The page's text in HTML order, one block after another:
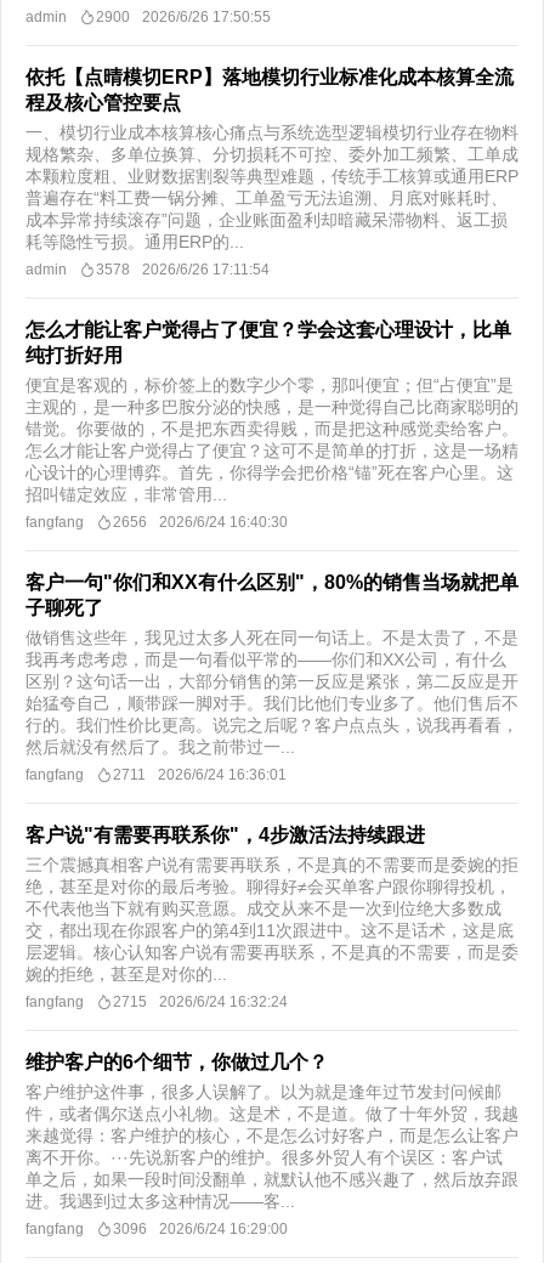
admin 2900 2026/6/26 17:50:55
依托【点晴模切ERP】落地模切行业标准化成本核算全流
程及核心管控要点
​一、模切行业成本核算核心痛点与系统选型逻辑模切行业存在物料
规格繁杂、多单位换算、分切损耗不可控、委外加工频繁、工单成
本颗粒度粗、业财数据割裂等典型难题，传统手工核算或通用ERP
普遍存在“料工费一锅分摊、工单盈亏无法追溯、月底对账耗时、
成本异常持续滚存”问题，企业账面盈利却暗藏呆滞物料、返工损
耗等隐性亏损。通用ERP的...
admin 3578 2026/6/26 17:11:54
怎么才能让客户觉得占了便宜？学会这套心理设计，比单
纯打折好用
便宜是客观的，标价签上的数字少个零，那叫便宜；但“占便宜”是
主观的，是一种多巴胺分泌的快感，是一种觉得自己比商家聪明的
错觉。你要做的，不是把东西卖得贱，而是把这种感觉卖给客户。
怎么才能让客户觉得占了便宜？这可不是简单的打折，这是一场精
心设计的心理博弈。首先，你得学会把价格“锚”死在客户心里。这
招叫锚定效应，非常管用...
fangfang 2656 2026/6/24 16:40:30
客户一句"你们和XX有什么区别"，80%的销售当场就把单
子聊死了
做销售这些年，我见过太多人死在同一句话上。不是太贵了，不是
我再考虑考虑，而是一句看似平常的——你们和XX公司，有什么
区别？这句话一出，大部分销售的第一反应是紧张，第二反应是开
始猛夸自己，顺带踩一脚对手。我们比他们专业多了。他们售后不
行的。我们性价比更高。说完之后呢？客户点点头，说我再看看，
然后就没有然后了。我之前带过一...
fangfang 2711 2026/6/24 16:36:01
客户说"有需要再联系你"，4步激活法持续跟进
三个震撼真相客户说有需要再联系，不是真的不需要而是委婉的拒
绝，甚至是对你的最后考验。聊得好≠会买单客户跟你聊得投机，
不代表他当下就有购买意愿。成交从来不是一次到位绝大多数成
交，都出现在你跟客户的第4到11次跟进中。这不是话术，这是底
层逻辑。核心认知客户说有需要再联系，不是真的不需要，而是委
婉的拒绝，甚至是对你的...
fangfang 2715 2026/6/24 16:32:24
维护客户的6个细节，你做过几个？
客户维护这件事，很多人误解了。以为就是逢年过节发封问候邮
件，或者偶尔送点小礼物。这是术，不是道。做了十年外贸，我越
来越觉得：客户维护的核心，不是怎么讨好客户，而是怎么让客户
离不开你。···先说新客户的维护。很多外贸人有个误区：客户试
单之后，如果一段时间没翻单，就默认他不感兴趣了，然后放弃跟
进。我遇到过太多这种情况——客...
fangfang 3096 2026/6/24 16:29:00